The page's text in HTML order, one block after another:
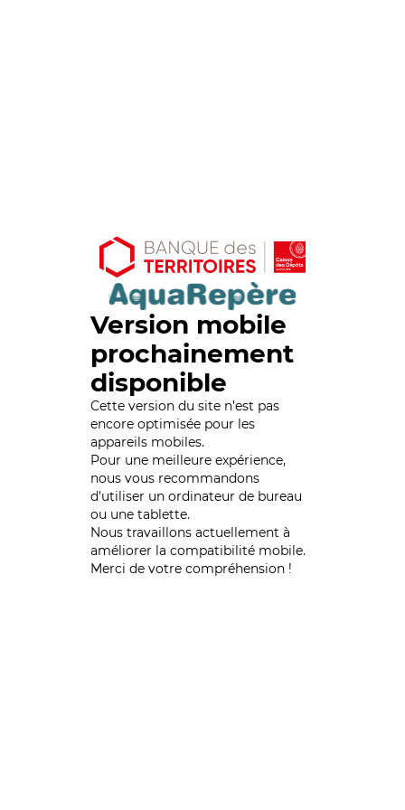
Version mobile
prochainement
disponible
Cette version du site n’est pas
encore optimisée pour les
appareils mobiles.
Pour une meilleure expérience,
nous vous recommandons
d'utiliser un ordinateur de bureau
ou une tablette.
Nous travaillons actuellement à
améliorer la compatibilité mobile.
Merci de votre compréhension !